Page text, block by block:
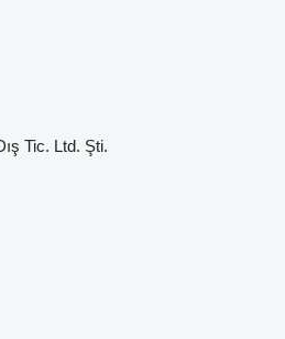
Tic. Ltd. Şti.